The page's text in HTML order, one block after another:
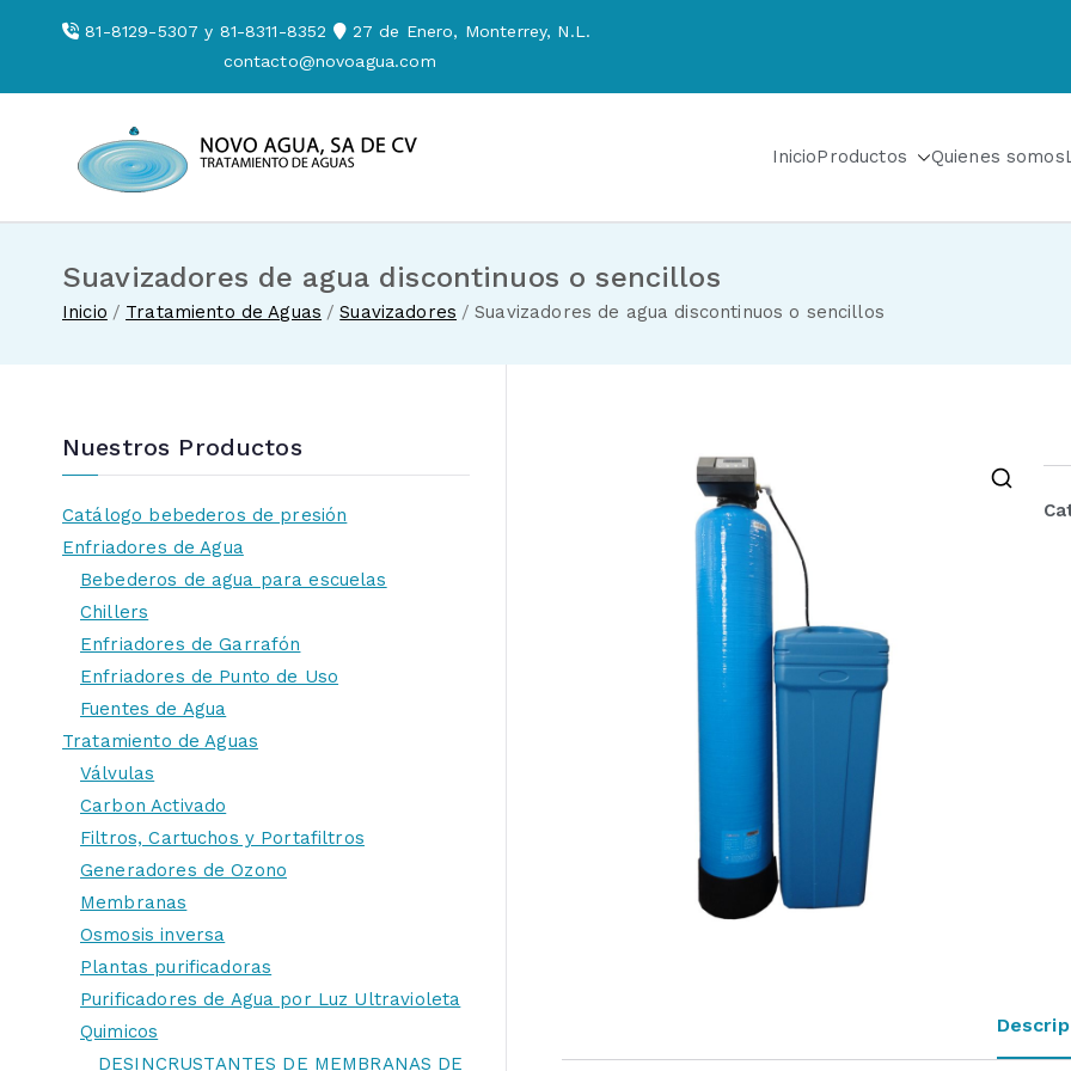
81-8129-5307 y 81-8311-8352
27 de Enero, Monterrey, N.L.
contacto@novoagua.com
Venta de enfriadores de agua y sistemas de tratamiento de aguas
InicioProductos Quienes somos
Suavizadores de agua discontinuos o sencillos
Inicio Tratamiento de Aguas Suavizadores Suavizadores de agua discontinuos o sencillos
Nuestros Productos
Catálogo bebederos de presión
Enfriadores de Agua
Bebederos de agua para escuelas
Chillers
Enfriadores de Garrafón
Enfriadores de Punto de Uso
Fuentes de Agua
Tratamiento de Aguas
Válvulas
Carbon Activado
Filtros, Cartuchos y Portafiltros
Generadores de Ozono
Membranas
Osmosis inversa
Plantas purificadoras
Purificadores de Agua por Luz Ultravioleta
Quimicos
DESINCRUSTANTES DE MEMBRANAS DE